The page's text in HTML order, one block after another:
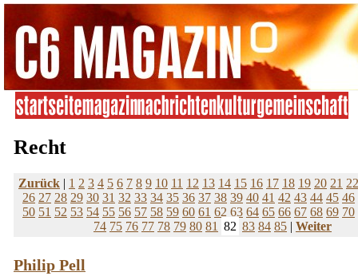
Recht
Zurück | 1 2 3 4 5 6 7 8 9 10 11 12 13 14 15 16 17 18 19 20 21 22
26 27 28 29 30 31 32 33 34 35 36 37 38 39 40 41 42 43 44 45 46
50 51 52 53 54 55 56 57 58 59 60 61 62 63 64 65 66 67 68 69 70
74 75 76 77 78 79 80 81 82 83 84 85 | Weiter
Philip Pell